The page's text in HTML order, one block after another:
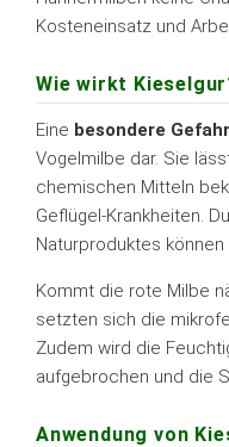
Kosteneinsatz und
Wie wirkt
Eine besondere Gefahr
Vogelmilbe dar. Sie
chemischen Mitteln
Geflügel-Krankheiten.
Naturproduktes
Kommt die rote Milbe
setzten sich die
Zudem wird die
aufgebrochen und die
Anwendung von